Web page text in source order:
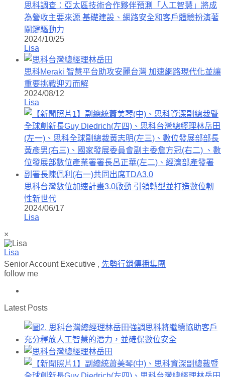
思科調查：亞太區技術合作夥伴預測「人工智慧」將成
為營收主要來源 基礎建設、網路安全和客戶體驗扮演著
關鍵驅動力
2024/10/25
Lisa
思科Meraki 智慧平台助攻安麗台灣 加速網路現代化並讓
重要挑戰迎刃而解
2024/08/12
Lisa
思科台灣數位加速計畫3.0啟動 引領轉型並打造數位韌
性新世代
2024/06/17
Lisa
×
Lisa
Senior Account Executive , 先勢行銷傳播集團
follow me
Latest Posts